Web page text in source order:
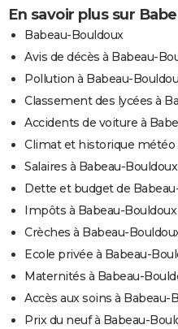
En savoir plus sur
Babeau-Bouldoux
Avis de décès à Babeau-
Pollution à Babeau-
Classement des lycées à
Accidents de voiture à
Climat et historique météo
Salaires à Babeau-Bouldoux
Dette et budget de
Impôts à Babeau-Bouldoux
Crèches à Babeau-
Ecole privée à Babeau-
Maternités à Babeau-
Accès aux soins à Babeau-
Prix du neuf à Babeau-